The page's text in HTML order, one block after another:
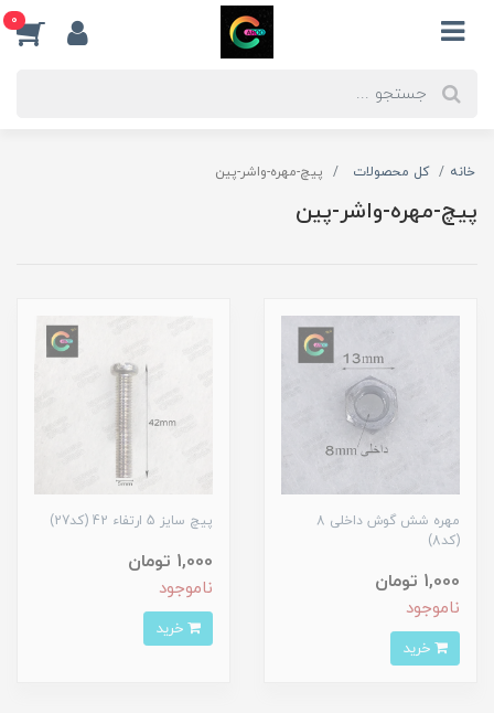
0
خانه کل محصولات پیچ-مهره-واشر-پین
پیچ-مهره-واشر-پین
مهره شش گوش داخلی 8
(کد8)
1,000 تومان
ناموجود
پیچ سایز 5 ارتفاء 42 (کد27)
1,000 تومان
ناموجود